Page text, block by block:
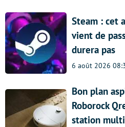
Steam : cet
vient de
durera pas
6 août 2026
Bon plan
Roborock
station